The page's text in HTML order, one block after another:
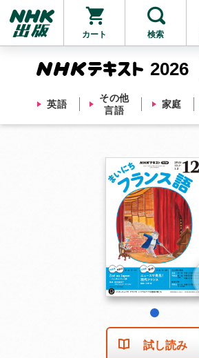
カート 検索
2026
英語
その他
言語
家庭
他にも商品を買う
試し読み